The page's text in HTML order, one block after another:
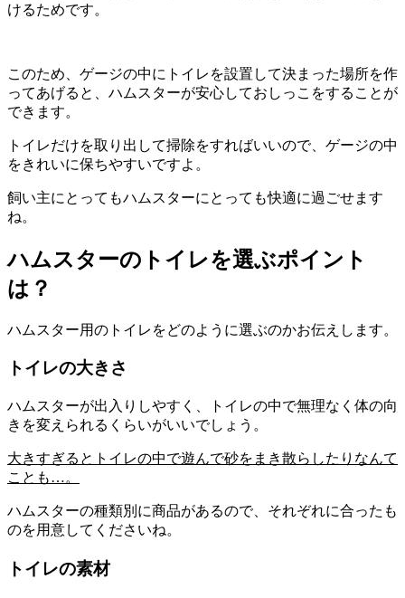
けるためです。
このため、ゲージの中にトイレを設置して決まった場所を作
ってあげると、ハムスターが安心しておしっこをすることが
できます。
トイレだけを取り出して掃除をすればいいので、ゲージの中
をきれいに保ちやすいですよ。
飼い主にとってもハムスターにとっても快適に過ごせます
ね。
ハムスターのトイレを選ぶポイント
は？
ハムスター用のトイレをどのように選ぶのかお伝えします。
トイレの大きさ
ハムスターが出入りしやすく、トイレの中で無理なく体の向
きを変えられるくらいがいいでしょう。
大きすぎるとトイレの中で遊んで砂をまき散らしたりなんて
ことも…。
ハムスターの種類別に商品があるので、それぞれに合ったも
のを用意してくださいね。
トイレの素材